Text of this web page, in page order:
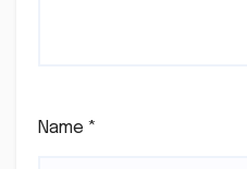
Name *